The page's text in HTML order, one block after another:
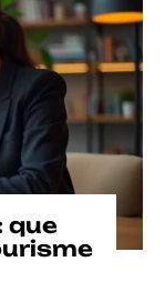
que